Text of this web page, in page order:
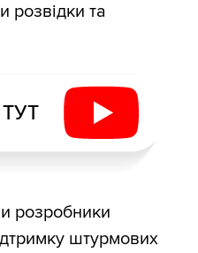
розвідки та
розробники
штурмових